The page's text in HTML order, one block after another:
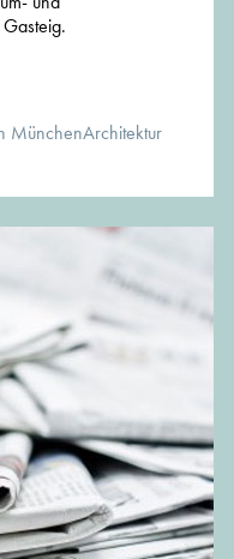
MünchenArchitektur